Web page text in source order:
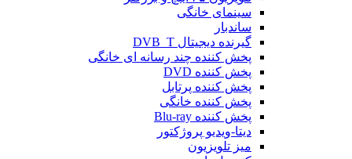
سینمای خانگی
ساندبار
گیرنده دیجیتال DVB_T
پخش کننده چند رسانه ای خانگی
پخش کننده DVD
پخش کننده پرتابل
پخش کننده خانگی
پخش کننده Blu-ray
دیتا-ویدیو پروژکتور
میز تلویزیون